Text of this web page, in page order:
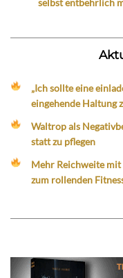
selbst entbehrlich
„Ich sollte eine
eingehende Haltung
Waltrop als
statt zu pflegen
Mehr Reichweite mit
zum rollenden